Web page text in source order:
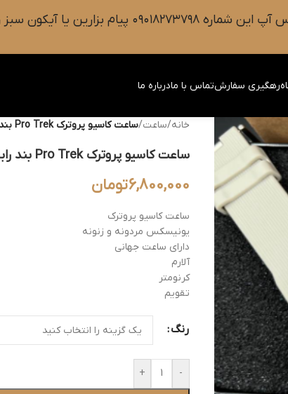
آپ روی صفحه را فشار دهید.
رهگیری سفارشتماس با مادرباره ما
خانه/ساعت/ساعت کاسیو پروترک Pro Trek بند رابر
ساعت کاسیو پروترک Pro Trek بند رابر
6,800,000تومان
ساعت کاسیو پروترک
یونیسکس مردونه و زنونه
دارای ساعت جهانی
آلارم
کرنومتر
تقویم
رنگ
-
+